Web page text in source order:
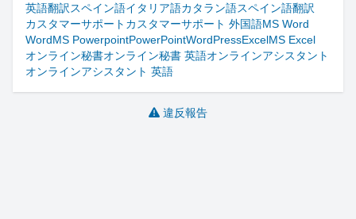
英語翻訳スペイン語イタリア語カタラン語スペイン語翻訳
カスタマーサポート カスタマーサポート 外国語MS Word
WordMS PowerpointPowerPointWordPressExcelMS Excel
オンライン秘書オンライン秘書 英語オンラインアシスタント
オンラインアシスタント 英語
違反報告